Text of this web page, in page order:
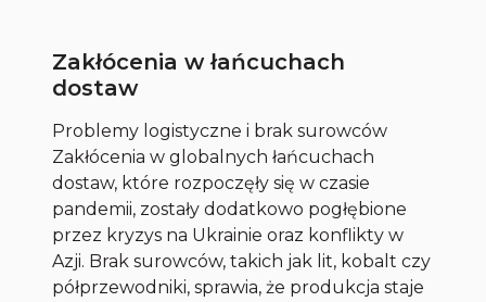
Zakłócenia w łańcuchach
dostaw
Problemy logistyczne i brak surowców
Zakłócenia w globalnych łańcuchach
dostaw, które rozpoczęły się w czasie
pandemii, zostały dodatkowo pogłębione
przez kryzys na Ukrainie oraz konflikty w
Azji. Brak surowców, takich jak lit, kobalt czy
półprzewodniki, sprawia, że produkcja staje